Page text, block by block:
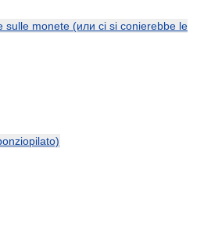
sulle monete (или ci si conierebbe le